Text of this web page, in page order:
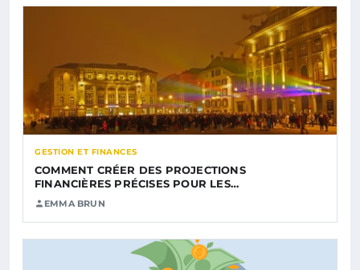
GESTION ET FINANCES
COMMENT CRÉER DES PROJECTIONS
FINANCIÈRES PRÉCISES POUR LES…
EMMA BRUN